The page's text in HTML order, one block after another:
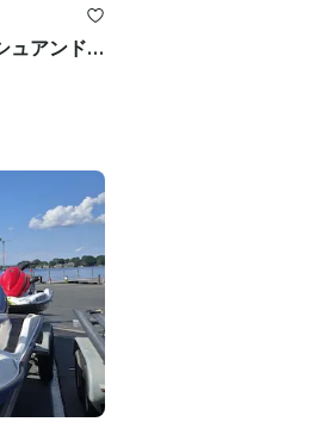
ウィネベーゴシステムのフィッシュアンドクルーズポンツーン